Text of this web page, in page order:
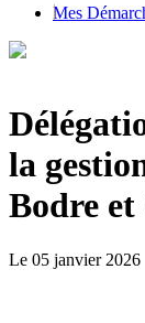
|Mes
la
Bodre
Le 05 janvier 2026